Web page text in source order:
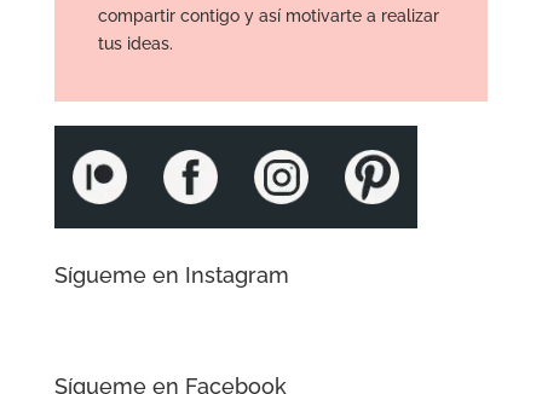
compartir contigo y así motivarte a realizar
tus ideas.
Sígueme en Instagram
Sígueme en Facebook